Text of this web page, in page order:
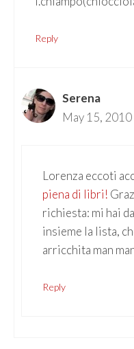
Reply
Serena
May 15,
Lorenza eccoti
piena di libri!
richiesta: mi hai
insieme la lista,
arricchita man
Reply